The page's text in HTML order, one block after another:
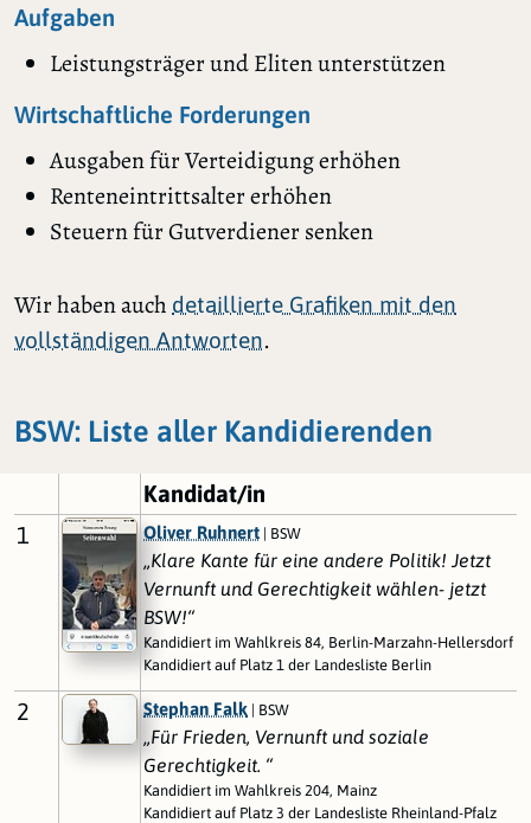
Aufgaben
Leistungsträger und Eliten unterstützen
Wirtschaftliche Forderungen
Ausgaben für Verteidigung erhöhen
Renteneintrittsalter erhöhen
Steuern für Gutverdiener senken
Wir haben auch detaillierte Grafiken mit den
vollständigen Antworten.
BSW: Liste aller Kandidierenden
Kandidat/in
1
Oliver Ruhnert | BSW
„Klare Kante für eine andere Politik! Jetzt
Vernunft und Gerechtigkeit wählen- jetzt
BSW!“
Kandidiert im Wahlkreis 84, Berlin-Marzahn-Hellersdorf
Kandidiert auf Platz 1 der Landesliste Berlin
2 Stephan Falk | BSW
„Für Frieden, Vernunft und soziale
Gerechtigkeit. “
Kandidiert im Wahlkreis 204, Mainz
Kandidiert auf Platz 3 der Landesliste Rheinland-Pfalz